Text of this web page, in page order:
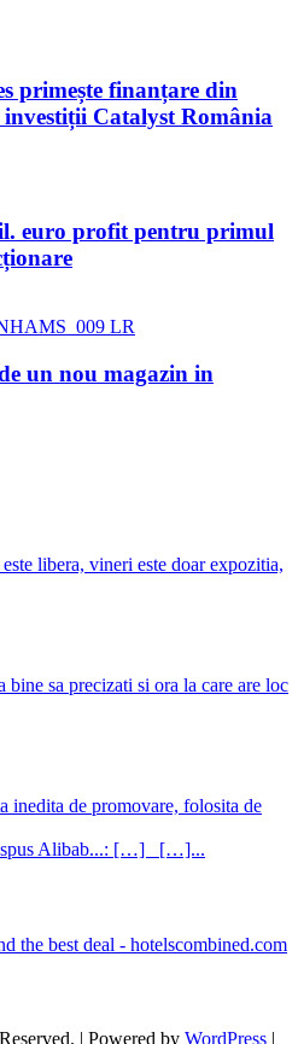
primește finanțare din
Catalyst România
euro profit pentru primul
un nou magazin in
libera, vineri este doar expozitia,
sa precizati si ora la care are loc
inedita de promovare, folosita de
spus Alibab...: […] […]...
| Powered by WordPress |